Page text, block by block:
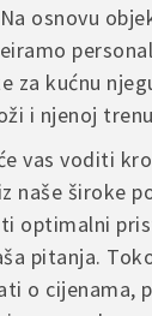
osnovu
za kućnu
i njenoj
vas voditi
naše široke
optimalni
pitanja.
o cijenama,